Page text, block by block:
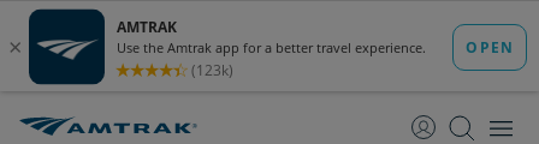
至
至